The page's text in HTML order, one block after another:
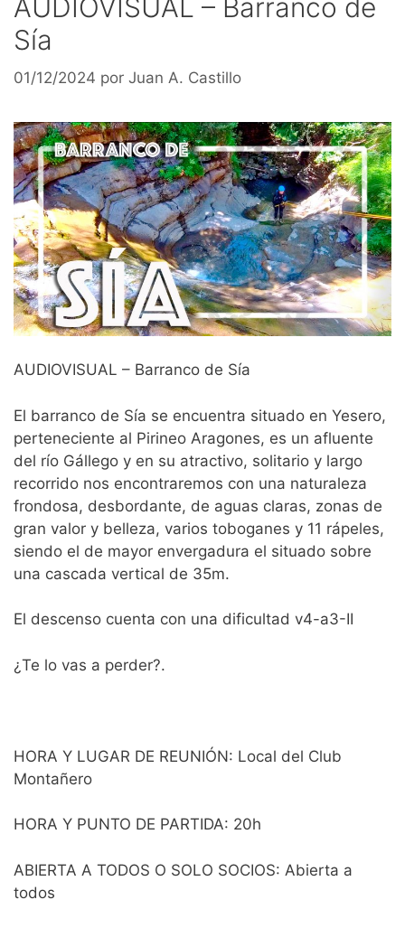
AUDIOVISUAL – Barranco de
Sía
01/12/2024 por Juan A. Castillo
AUDIOVISUAL – Barranco de Sía
El barranco de Sía se encuentra situado en Yesero,
perteneciente al Pirineo Aragones, es un afluente
del río Gállego y en su atractivo, solitario y largo
recorrido nos encontraremos con una naturaleza
frondosa, desbordante, de aguas claras, zonas de
gran valor y belleza, varios toboganes y 11 rápeles,
siendo el de mayor envergadura el situado sobre
una cascada vertical de 35m.
El descenso cuenta con una dificultad v4-a3-II
¿Te lo vas a perder?.
HORA Y LUGAR DE REUNIÓN: Local del Club
Montañero
HORA Y PUNTO DE PARTIDA: 20h
ABIERTA A TODOS O SOLO SOCIOS: Abierta a
todos